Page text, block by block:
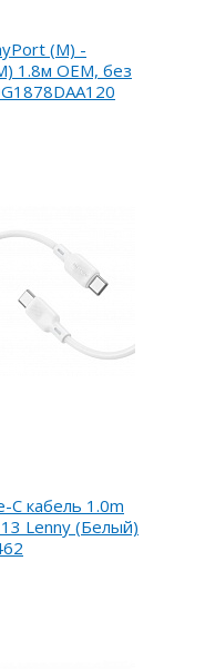
(M) -
1.8м OEM, без
C кабель 1.0m
Lenny (Белый)